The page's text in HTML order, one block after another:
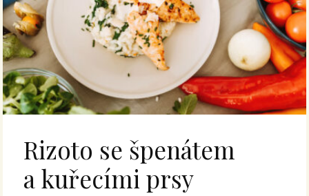
Rizoto se špenátem
a kuřecími prsy